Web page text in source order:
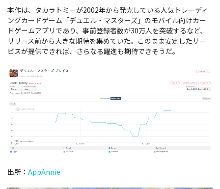
本作は、タカラトミーが2002年から発売している人気トレーディ
ングカードゲーム「デュエル・マスターズ」のモバイル向けカー
ドゲームアプリであり、事前登録者数が30万人を突破するなど、
リリース前から大きな期待を集めていた。このまま安定したサー
ビスが提供できれば、さらなる躍進も期待できそうだ。
出所： AppAnnie